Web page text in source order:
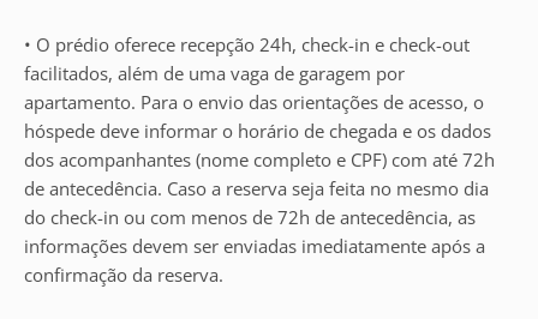
• O prédio oferece recepção 24h, check-in e check-out
facilitados, além de uma vaga de garagem por
apartamento. Para o envio das orientações de acesso, o
hóspede deve informar o horário de chegada e os dados
dos acompanhantes (nome completo e CPF) com até 72h
de antecedência. Caso a reserva seja feita no mesmo dia
do check-in ou com menos de 72h de antecedência, as
informações devem ser enviadas imediatamente após a
confirmação da reserva.